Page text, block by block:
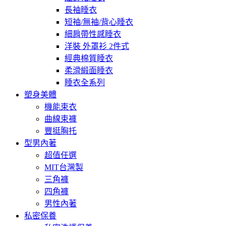
長袖睡衣
短袖/無袖/背心睡衣
細肩帶性感睡衣
洋裝 外罩衫 2件式
經典棉質睡衣
柔滑緞面睡衣
睡衣全系列
塑身美體
機能束衣
曲線束褲
豐挺胸托
型男內著
超值任選
MIT台灣製
三角褲
四角褲
男性內著
私密保養